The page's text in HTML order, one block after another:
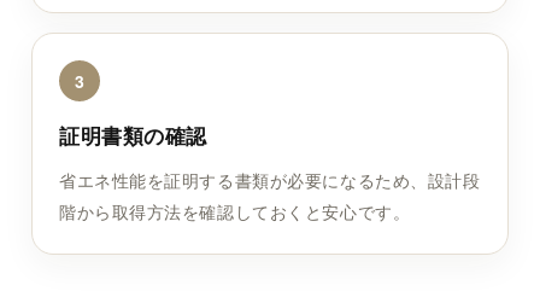
3
証明書類の確認
省エネ性能を証明する書類が必要になるため、設計段
階から取得方法を確認しておくと安心です。